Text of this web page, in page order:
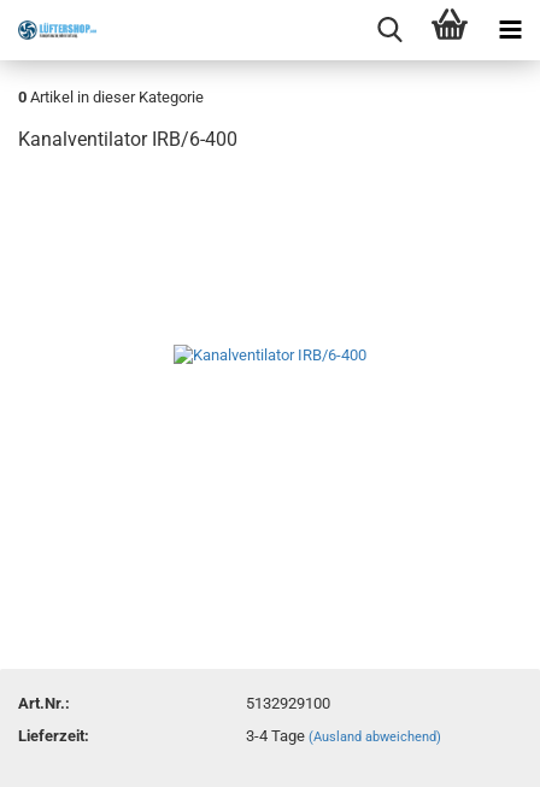
0 Artikel in dieser Kategorie
Kanalventilator IRB/6-400
Art.Nr.:
5132929100
Lieferzeit:
3-4 Tage(Ausland abweichend)